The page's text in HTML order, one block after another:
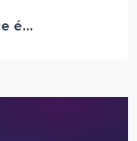
é...